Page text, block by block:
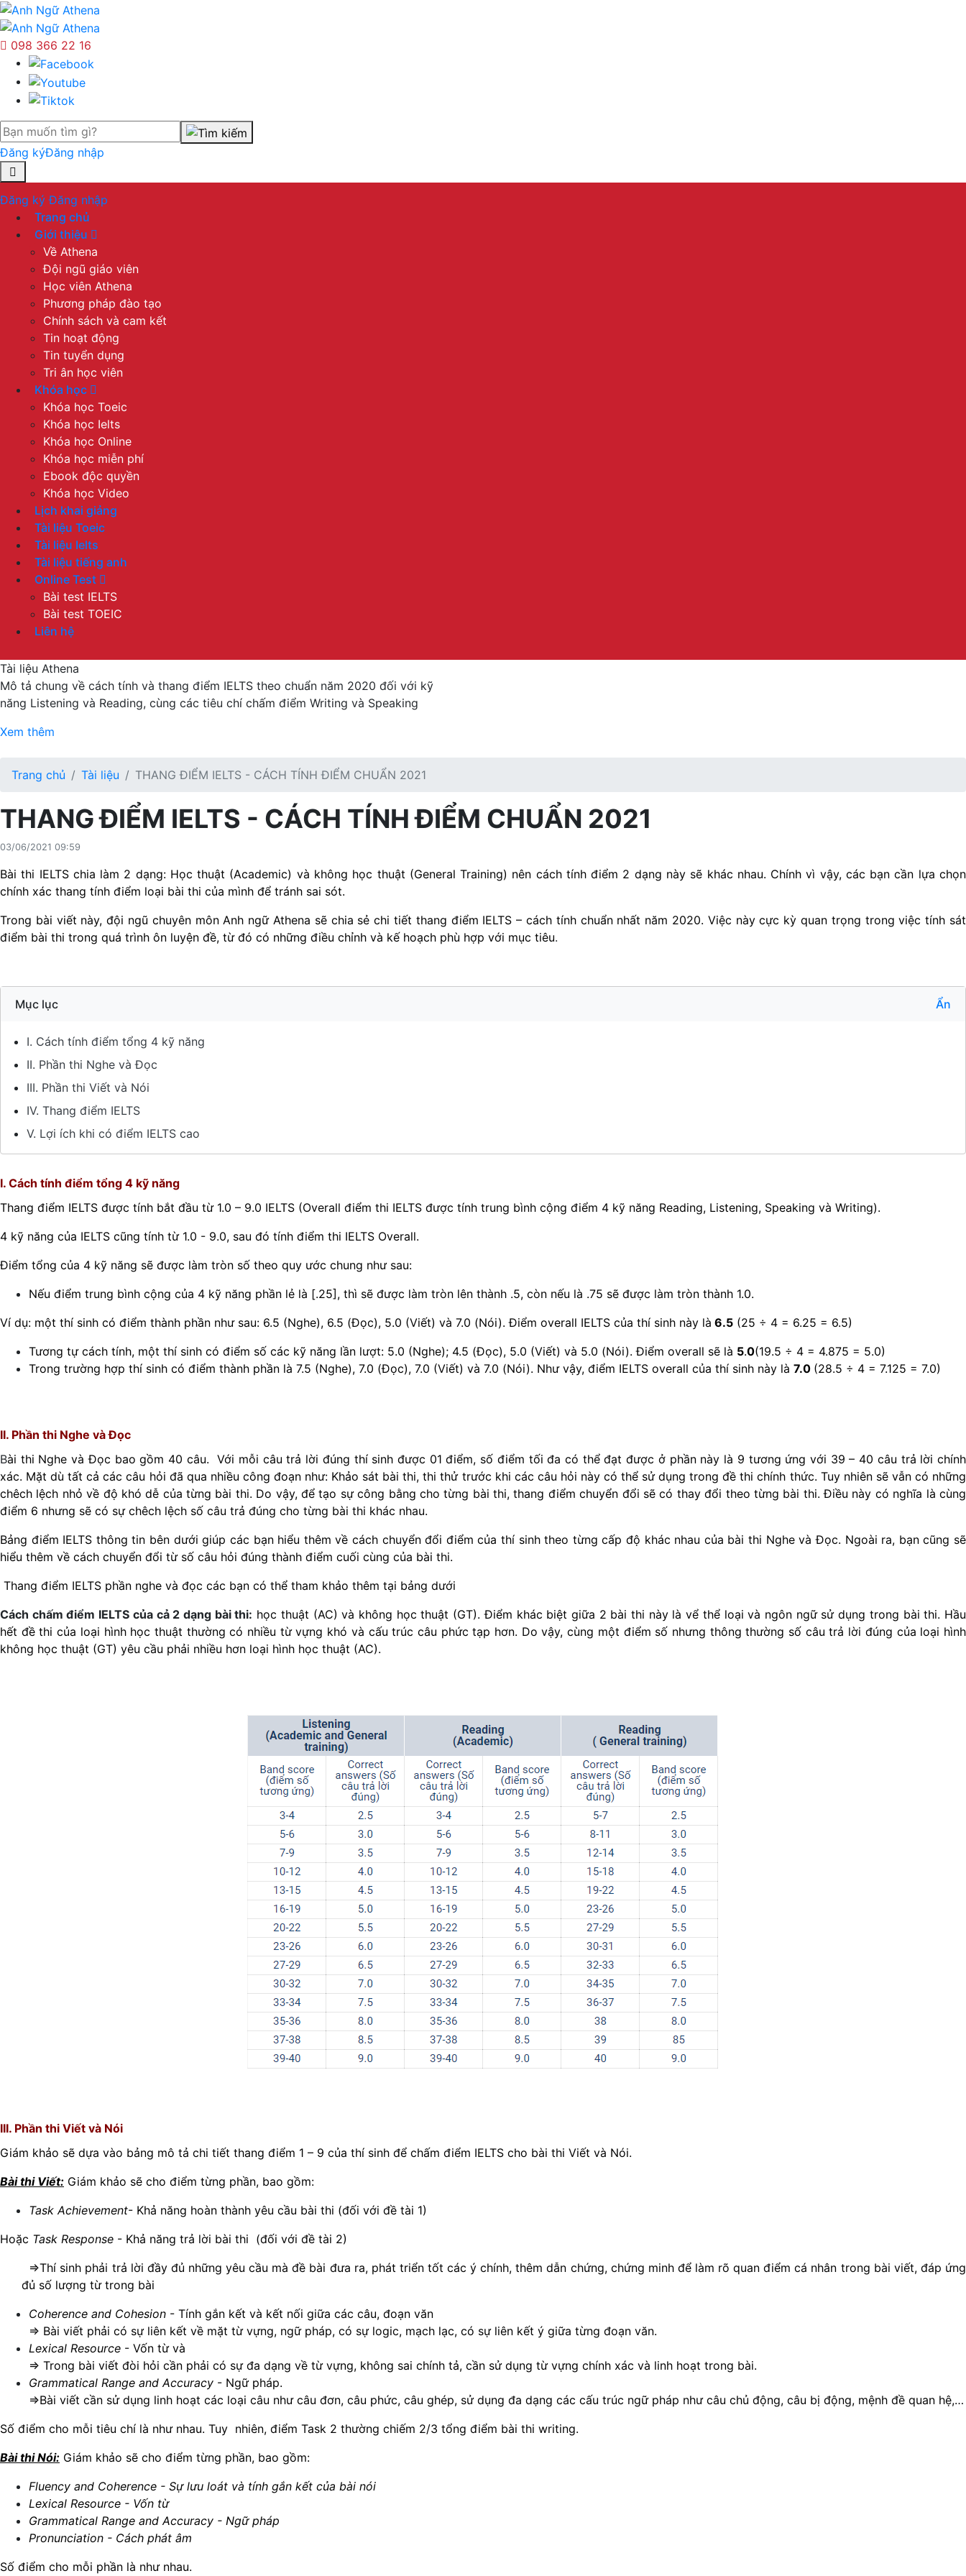
098 366 22 16
Đăng kýĐăng nhập
Đăng ký Đăng nhập
Trang chủ
Giới thiệu
Về Athena
Đội ngũ giáo viên
Học viên Athena
Phương pháp đào tạo
Chính sách và cam kết
Tin hoạt động
Tin tuyển dụng
Tri ân học viên
Khóa học
Khóa học Toeic
Khóa học Ielts
Khóa học Online
Khóa học miễn phí
Ebook độc quyền
Khóa học Video
Lịch khai giảng
Tài liệu Toeic
Tài liệu Ielts
Tài liệu tiếng anh
Online Test
Bài test IELTS
Bài test TOEIC
Liên hệ
Tài liệu Athena
Mô tả chung về cách tính và thang điểm IELTS theo chuẩn năm 2020 đối với kỹ
năng Listening và Reading, cùng các tiêu chí chấm điểm Writing và Speaking
Xem thêm
Trang chủ Tài liệu THANG ĐIỂM IELTS - CÁCH TÍNH ĐIỂM CHUẨN 2021
THANG ĐIỂM IELTS - CÁCH TÍNH ĐIỂM CHUẨN 2021
03/06/2021 09:59
Bài thi IELTS chia làm 2 dạng: Học thuật (Academic) và không học thuật (General Training) nên cách tính điểm 2 dạng này sẽ khác nhau. Chính vì vậy, các bạn cần lựa chọn
chính xác thang tính điểm loại bài thi của mình để tránh sai sót.
Trong bài viết này, đội ngũ chuyên môn Anh ngữ Athena sẽ chia sẻ chi tiết thang điểm IELTS – cách tính chuẩn nhất năm 2020. Việc này cực kỳ quan trọng trong việc tính sát
điểm bài thi trong quá trình ôn luyện đề, từ đó có những điều chỉnh và kế hoạch phù hợp với mục tiêu.
Mục lục Ẩn
I. Cách tính điểm tổng 4 kỹ năng
II. Phần thi Nghe và Đọc
III. Phần thi Viết và Nói
IV. Thang điểm IELTS
V. Lợi ích khi có điểm IELTS cao
I. Cách tính điểm tổng 4 kỹ năng
Thang điểm IELTS được tính bắt đầu từ 1.0 – 9.0 IELTS (Overall điểm thi IELTS được tính trung bình cộng điểm 4 kỹ năng Reading, Listening, Speaking và Writing).
4 kỹ năng của IELTS cũng tính từ 1.0 - 9.0, sau đó tính điểm thi IELTS Overall.
Điểm tổng của 4 kỹ năng sẽ được làm tròn số theo quy ước chung như sau:
Nếu điểm trung bình cộng của 4 kỹ năng phần lẻ là [.25], thì sẽ được làm tròn lên thành .5, còn nếu là .75 sẽ được làm tròn thành 1.0.
Ví dụ: một thí sinh có điểm thành phần như sau: 6.5 (Nghe), 6.5 (Đọc), 5.0 (Viết) và 7.0 (Nói). Điểm overall IELTS của thí sinh này là 6.5 (25 ÷ 4 = 6.25 = 6.5)
Tương tự cách tính, một thí sinh có điểm số các kỹ năng lần lượt: 5.0 (Nghe); 4.5 (Đọc), 5.0 (Viết) và 5.0 (Nói). Điểm overall sẽ là 5.0(19.5 ÷ 4 = 4.875 = 5.0)
Trong trường hợp thí sinh có điểm thành phần là 7.5 (Nghe), 7.0 (Đọc), 7.0 (Viết) và 7.0 (Nói). Như vậy, điểm IELTS overall của thí sinh này là 7.0 (28.5 ÷ 4 = 7.125 = 7.0)
II. Phần thi Nghe và Đọc
Bài thi Nghe và Đọc bao gồm 40 câu. Với mỗi câu trả lời đúng thí sinh được 01 điểm, số điểm tối đa có thể đạt được ở phần này là 9 tương ứng với 39 – 40 câu trả lời chính
xác. Mặt dù tất cả các câu hỏi đã qua nhiều công đoạn như: Khảo sát bài thi, thi thử trước khi các câu hỏi này có thể sử dụng trong đề thi chính thức. Tuy nhiên sẽ vẫn có những
chêch lệch nhỏ về độ khó dễ của từng bài thi. Do vậy, để tạo sự công bằng cho từng bài thi, thang điểm chuyển đổi sẽ có thay đổi theo từng bài thi. Điều này có nghĩa là cùng
điểm 6 nhưng sẽ có sự chêch lệch số câu trả đúng cho từng bài thi khác nhau.
Bảng điểm IELTS thông tin bên dưới giúp các bạn hiểu thêm về cách chuyển đổi điểm của thí sinh theo từng cấp độ khác nhau của bài thi Nghe và Đọc. Ngoài ra, bạn cũng sẽ
hiểu thêm về cách chuyển đổi từ số câu hỏi đúng thành điểm cuối cùng của bài thi.
Thang điểm IELTS phần nghe và đọc các bạn có thể tham khảo thêm tại bảng dưới
Cách chấm điểm IELTS của cả 2 dạng bài thi: học thuật (AC) và không học thuật (GT). Điểm khác biệt giữa 2 bài thi này là vể thể loại và ngôn ngữ sử dụng trong bài thi. Hầu
hết đề thi của loại hình học thuật thường có nhiều từ vựng khó và cấu trúc câu phức tạp hơn. Do vậy, cùng một điểm số nhưng thông thường số câu trả lời đúng của loại hình
không học thuật (GT) yêu cầu phải nhiều hơn loại hình học thuật (AC).
III. Phần thi Viết và Nói
Giám khảo sẽ dựa vào bảng mô tả chi tiết thang điểm 1 – 9 của thí sinh để chấm điểm IELTS cho bài thi Viết và Nói.
Bài thi Viết: Giám khảo sẽ cho điểm từng phần, bao gồm:
Task Achievement- Khả năng hoàn thành yêu cầu bài thi (đối với đề tài 1)
Hoặc Task Response - Khả năng trả lời bài thi (đối với đề tài 2)
⇒Thí sinh phải trả lời đầy đủ những yêu cầu mà đề bài đưa ra, phát triển tốt các ý chính, thêm dẫn chứng, chứng minh để làm rõ quan điểm cá nhân trong bài viết, đáp ứng
đủ số lượng từ trong bài
Coherence and Cohesion - Tính gắn kết và kết nối giữa các câu, đoạn văn
⇒ Bài viết phải có sự liên kết về mặt từ vựng, ngữ pháp, có sự logic, mạch lạc, có sự liên kết ý giữa từng đoạn văn.
Lexical Resource - Vốn từ và
⇒ Trong bài viết đòi hỏi cần phải có sự đa dạng về từ vựng, không sai chính tả, cần sử dụng từ vựng chính xác và linh hoạt trong bài.
Grammatical Range and Accuracy - Ngữ pháp.
⇒Bài viết cần sử dụng linh hoạt các loại câu như câu đơn, câu phức, câu ghép, sử dụng đa dạng các cấu trúc ngữ pháp như câu chủ động, câu bị động, mệnh đề quan hệ,…
Số điểm cho mỗi tiêu chí là như nhau. Tuy nhiên, điểm Task 2 thường chiếm 2/3 tổng điểm bài thi writing.
Bài thi Nói: Giám khảo sẽ cho điểm từng phần, bao gồm:
Fluency and Coherence - Sự lưu loát và tính gắn kết của bài nói
Lexical Resource - Vốn từ
Grammatical Range and Accuracy - Ngữ pháp
Pronunciation - Cách phát âm
Số điểm cho mỗi phần là như nhau.